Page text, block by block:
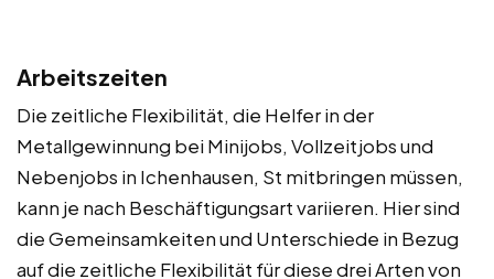
Arbeitszeiten
Die zeitliche Flexibilität, die Helfer in der
Metallgewinnung bei Minijobs, Vollzeitjobs und
Nebenjobs in Ichenhausen, St mitbringen müssen,
kann je nach Beschäftigungsart variieren. Hier sind
die Gemeinsamkeiten und Unterschiede in Bezug
auf die zeitliche Flexibilität für diese drei Arten von